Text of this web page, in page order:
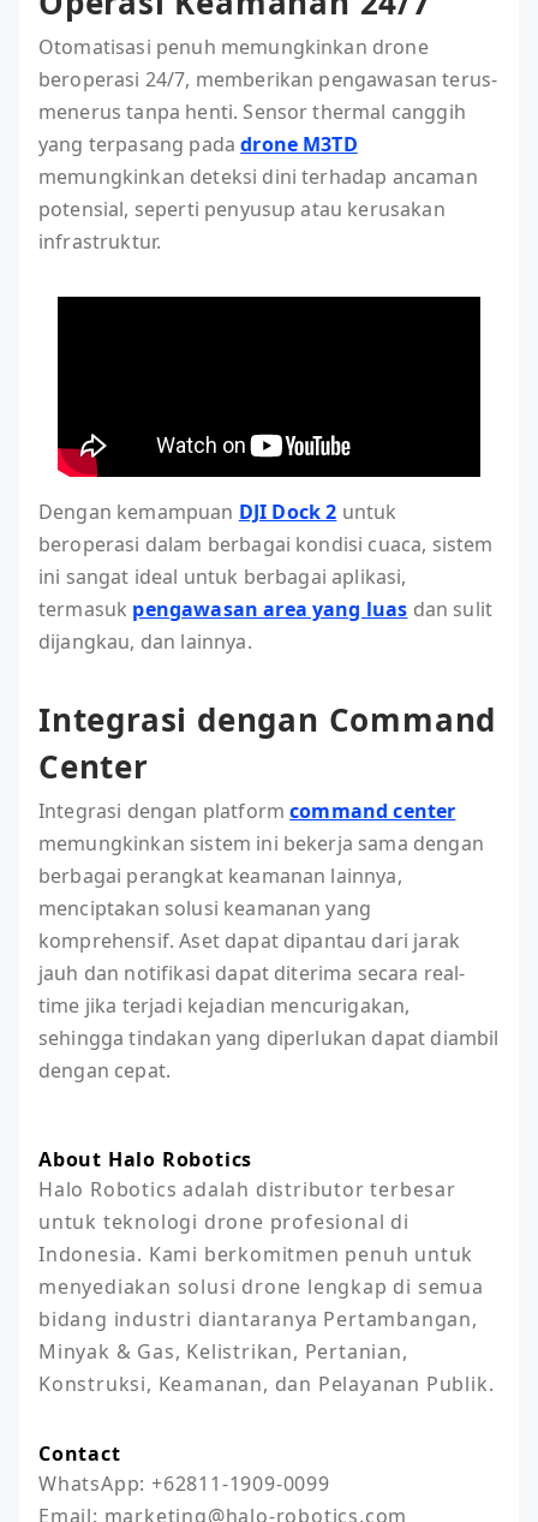
Otomatisasi penuh memungkinkan drone
beroperasi 24/7, memberikan pengawasan terus-
menerus tanpa henti. Sensor thermal canggih
yang terpasang padadrone M3TD
memungkinkan deteksi dini terhadap ancaman
potensial, seperti penyusup atau kerusakan
infrastruktur.
Dengan kemampuan DJI Dock 2 untuk
beroperasi dalam berbagai kondisi cuaca, sistem
ini sangat ideal untuk berbagai aplikasi,
termasuk pengawasan area yang luas dan sulit
dijangkau, dan lainnya.
Integrasi dengan Command
Center
Integrasi dengan platformcommand center
memungkinkan sistem ini bekerja sama dengan
berbagai perangkat keamanan lainnya,
menciptakan solusi keamanan yang
komprehensif. Aset dapat dipantau dari jarak
jauh dan notifikasi dapat diterima secara real-
time jika terjadi kejadian mencurigakan,
sehingga tindakan yang diperlukan dapat diambil
dengan cepat.
About Halo Robotics
Halo Robotics adalah distributor terbesar
untuk teknologi drone profesional di
Indonesia. Kami berkomitmen penuh untuk
menyediakan solusi drone lengkap di semua
bidang industri diantaranya Pertambangan,
Minyak & Gas, Kelistrikan, Pertanian,
Konstruksi, Keamanan, dan Pelayanan Publik.
Contact
WhatsApp: +62811-1909-0099
Email: marketing@halo-robotics.com